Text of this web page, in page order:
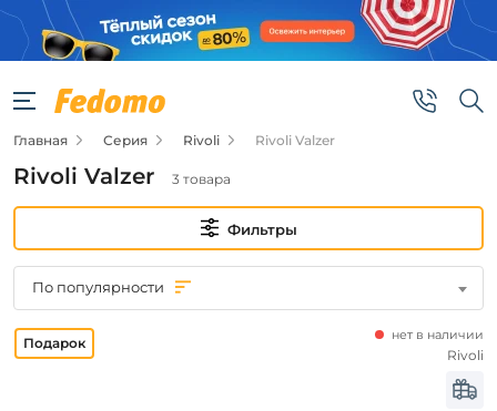
Фильтры
Цена
от
Бренд
Главная Серия Rivoli Rivoli Valzer
Rivoli Valzer 3 товара
Фильтры
По популярности
нет в наличии
Rivoli